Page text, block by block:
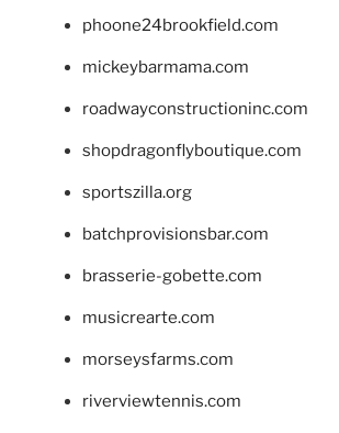
phoone24brookfield.com
mickeybarmama.com
roadwayconstructioninc.com
shopdragonflyboutique.com
sportszilla.org
batchprovisionsbar.com
brasserie-gobette.com
musicrearte.com
morseysfarms.com
riverviewtennis.com